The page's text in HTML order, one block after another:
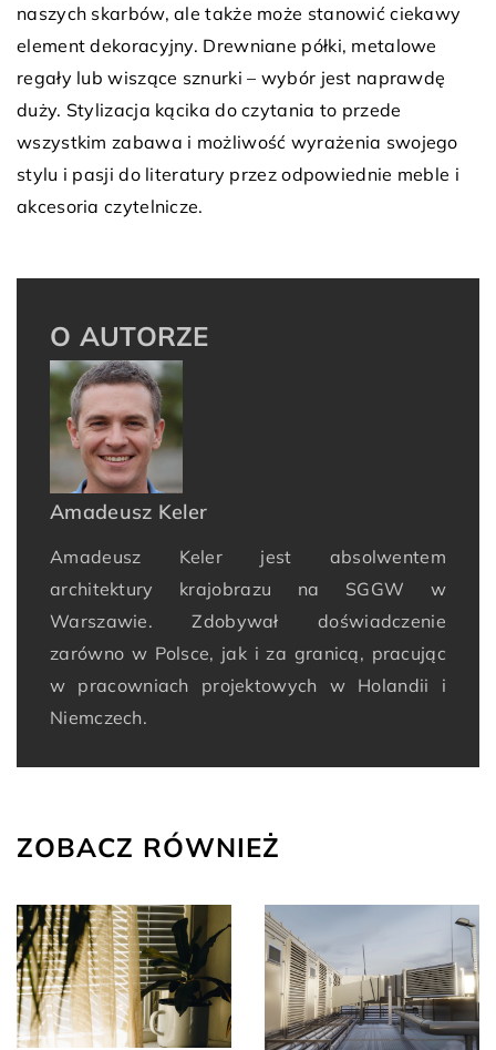
naszych skarbów, ale także może stanowić ciekawy
element dekoracyjny. Drewniane półki, metalowe
regały lub wiszące sznurki – wybór jest naprawdę
duży. Stylizacja kącika do czytania to przede
wszystkim zabawa i możliwość wyrażenia swojego
stylu i pasji do literatury przez odpowiednie meble i
akcesoria czytelnicze.
O AUTORZE
Amadeusz Keler
Amadeusz Keler jest absolwentem
architektury krajobrazu na SGGW w
Warszawie. Zdobywał doświadczenie
zarówno w Polsce, jak i za granicą, pracując
w pracowniach projektowych w Holandii i
Niemczech.
ZOBACZ RÓWNIEŻ